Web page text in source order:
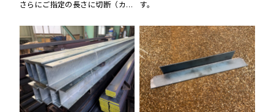
さらにご指定の長さに切断（カッ
す。